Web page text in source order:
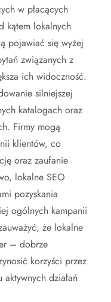
w płacących
kątem lokalnych
pojawiać się wyżej
związanych z
ich widoczność.
silniejszej
katalogach oraz
Firmy mogą
klientów, co
oraz zaufanie
lokalne SEO
pozyskania
ogólnych kampanii
że lokalne
– dobrze
korzyści przez
działań